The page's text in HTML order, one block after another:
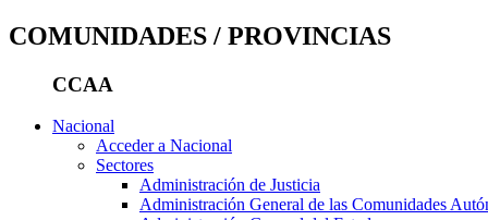
COMUNIDADES / PROVINCIAS
CCAA
Nacional
Acceder a Nacional
Sectores
Administración de Justicia
Administración General de las Comunidades